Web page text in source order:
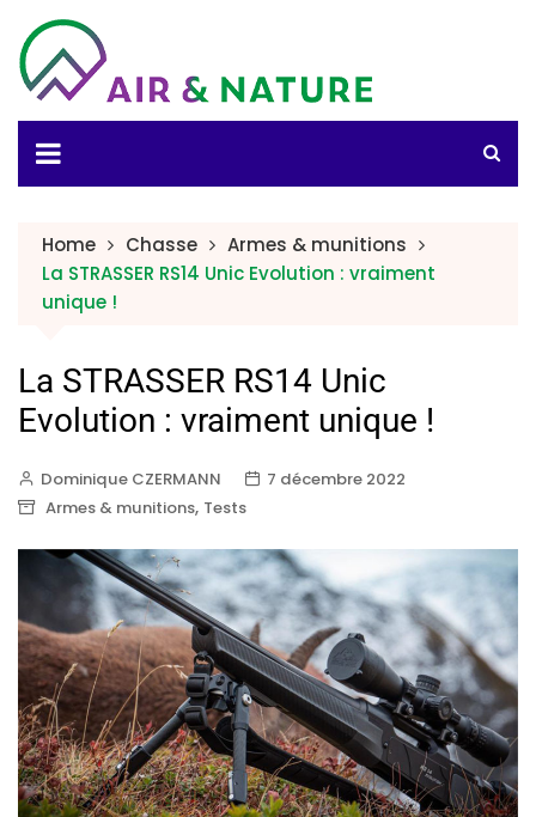
Home Chasse
Armes & munitions
La STRASSER RS14 Unic Evolution : vraiment
unique !
La STRASSER RS14 Unic
Evolution : vraiment unique !
Dominique CZERMANN
7 décembre 2022
Armes & munitions, Tests